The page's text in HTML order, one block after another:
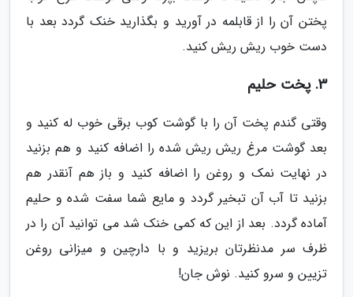
پختن آن را از قابلمه در آورید و بگذارید خنک گردد بعد با
دست خوب ریش ریش کنید.
3. پخت حلیم
وقتی گندم پخت آن را با گوشت کوب برقی خوب له کنید و
بعد گوشت مرغ ریش ریش شده را اضافه کنید و هم بزنید
در نهایت نمک و روغن را اضافه کنید و باز هم آنقدر هم
بزنید تا آب آن تبخیر گردد و مایع شما سفت شده و حلیم
آماده گردد. بعد از این که کمی خنک شد می توانید آن را در
ظرف سر مدنظرتان بریزید و با دارچین و میزانی روغن
تزیین و سرو کنید. نوش جان!